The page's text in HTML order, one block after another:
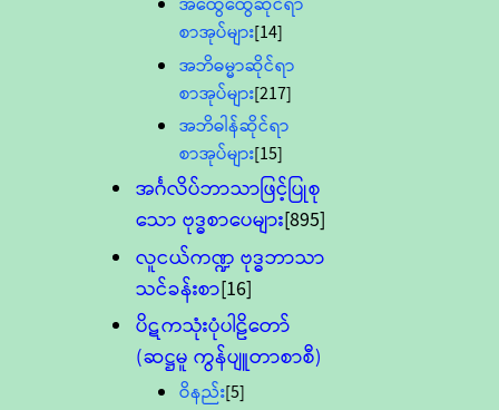
စာအုပ်များ[14]
အဘိဓမ္မာဆိုင်ရာ
စာအုပ်များ[217]
အဘိဓါန်ဆိုင်ရာ
စာအုပ်များ[15]
အင်္ဂလိပ်ဘာသာဖြင့်ပြုစု
သော ဗုဒ္ဓစာပေများ[895]
လူငယ်ကဏ္ဍ ဗုဒ္ဓဘာသာ
သင်ခန်းစာ[16]
ပိဋကသုံးပုံပါဠိတော်
(ဆဋ္ဌမူ ကွန်ပျူတာစာစီ)
ဝိနည်း[5]